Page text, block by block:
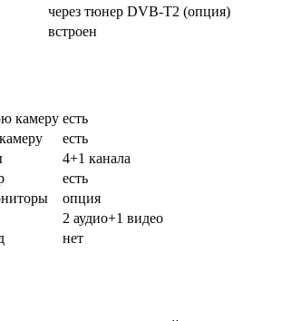
через тюнер DVB-T2 (опция)
встроен
камеру есть
есть
4+1 канала
есть
опция
2 аудио+1 видео
нет